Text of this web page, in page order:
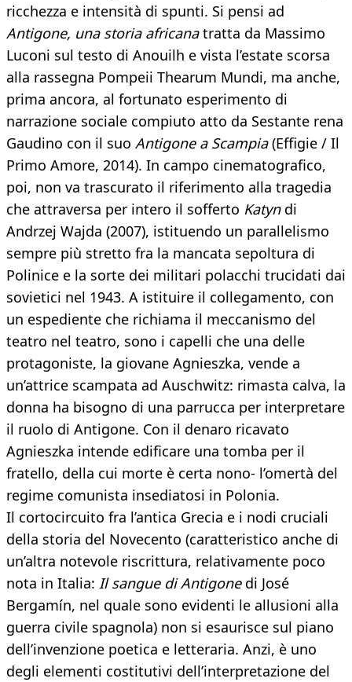
ricchezza e intensità di spunti. Si pensi ad
Antigone, una storia africanatratta da Massimo
Luconi sul testo di Anouilh e vista l’estate scorsa
alla rassegna Pompeii Thearum Mundi, ma anche,
prima ancora, al fortunato esperimento di
narrazione sociale compiuto atto da Sestante rena
Gaudino con il suo Antigone a Scampia(Effigie / Il
Primo Amore, 2014). In campo cinematografico,
poi, non va trascurato il riferimento alla tragedia
che attraversa per intero il sofferto Katyndi
Andrzej Wajda (2007), istituendo un parallelismo
sempre più stretto fra la mancata sepoltura di
Polinice e la sorte dei militari polacchi trucidati dai
sovietici nel 1943. A istituire il collegamento, con
un espediente che richiama il meccanismo del
teatro nel teatro, sono i capelli che una delle
protagoniste, la giovane Agnieszka, vende a
un’attrice scampata ad Auschwitz: rimasta calva, la
donna ha bisogno di una parrucca per interpretare
il ruolo di Antigone. Con il denaro ricavato
Agnieszka intende edificare una tomba per il
fratello, della cui morte è certa nono- l’omertà del
regime comunista insediatosi in Polonia.
Il cortocircuito fra l’antica Grecia e i nodi cruciali
della storia del Novecento (caratteristico anche di
un’altra notevole riscrittura, relativamente poco
nota in Italia: Il sangue di Antigonedi José
Bergamín, nel quale sono evidenti le allusioni alla
guerra civile spagnola) non si esaurisce sul piano
dell’invenzione poetica e letteraria. Anzi, è uno
degli elementi costitutivi dell’interpretazione del